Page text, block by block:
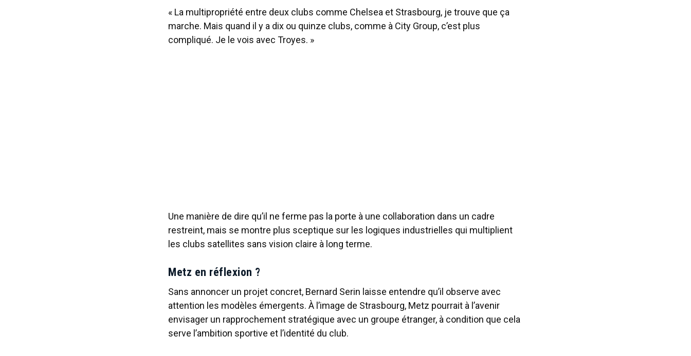
« La multipropriété entre deux clubs comme Chelsea et Strasbourg, je trouve que ça
marche. Mais quand il y a dix ou quinze clubs, comme à City Group, c’est plus
compliqué. Je le vois avec Troyes. »
Une manière de dire qu’il ne ferme pas la porte à une collaboration dans un cadre
restreint, mais se montre plus sceptique sur les logiques industrielles qui multiplient
les clubs satellites sans vision claire à long terme.
Metz en réflexion ?
Sans annoncer un projet concret, Bernard Serin laisse entendre qu’il observe avec
attention les modèles émergents. À l’image de Strasbourg, Metz pourrait à l’avenir
envisager un rapprochement stratégique avec un groupe étranger, à condition que cela
serve l’ambition sportive et l’identité du club.